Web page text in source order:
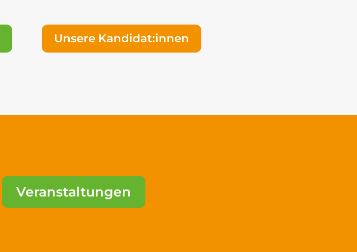
Unsere Kandidat:innen
Veranstaltungen